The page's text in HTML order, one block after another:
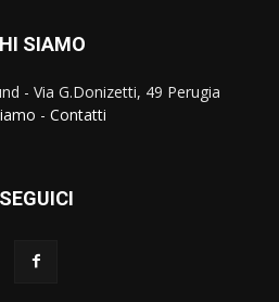
SIAMO
- Via G.Donizetti, 49 Perugia
- Contatti
SEGUICI